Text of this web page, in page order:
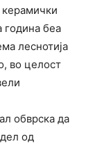
керамички
година беа
леснотија
во целост
обврска да
од